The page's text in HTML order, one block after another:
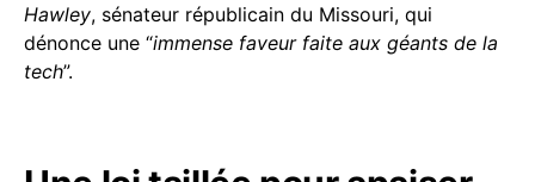
Hawley, sénateur républicain du Missouri, qui
dénonce une “immense faveur faite aux géants de la
tech”.